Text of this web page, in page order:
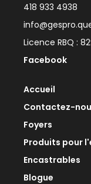
418 933 4938
Licence RBQ :
Facebook
Accueil
Contactez-
Foyers
Produits pour
Encastrables
Blogue